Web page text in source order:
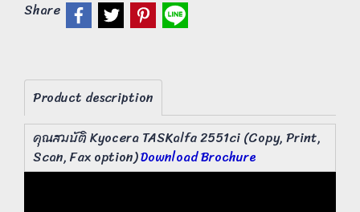
Share
Product description
คุณสมบัติ Kyocera TASKalfa 2551ci (Copy, Print,
Scan, Fax option)Download Brochure